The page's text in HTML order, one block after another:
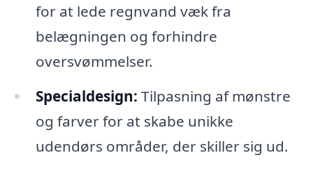
for at lede regnvand væk fra
belægningen og forhindre
oversvømmelser.
Specialdesign: Tilpasning af mønstre
og farver for at skabe unikke
udendørs områder, der skiller sig ud.